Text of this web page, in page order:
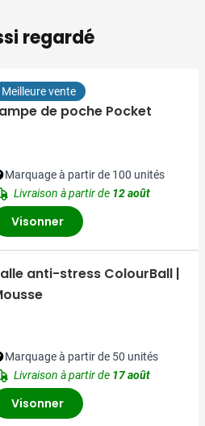
regardé
Meilleure vente
de poche Pocket
Marquage à partir de 100 unités
Livraison à partir de 12 août
Visonner
anti-stress ColourBall |
Marquage à partir de 50 unités
Livraison à partir de 17 août
Visonner